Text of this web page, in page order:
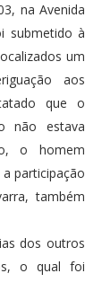
na Avenida
submetido à
um
aos
que o
não estava
o homem
participação
também
dos outros
o qual foi